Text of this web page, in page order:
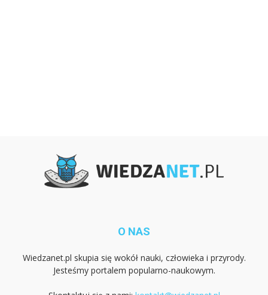
O NAS
Wiedzanet.pl skupia się wokół nauki, człowieka i przyrody.
Jesteśmy portalem popularno-naukowym.